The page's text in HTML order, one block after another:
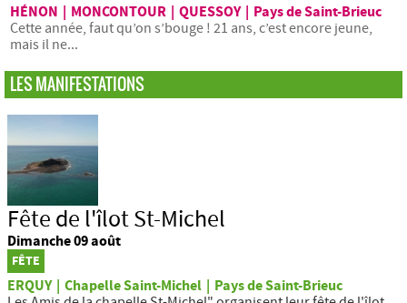
HÉNON MONCONTOUR QUESSOY
Pays de Saint-Brieuc
Cette année, faut qu’on s’bouge ! 21 ans, c’est encore jeune,
mais il ne...
LES MANIFESTATIONS
Fête de l'îlot St-Michel
Dimanche 09 août
FÊTE
ERQUY Chapelle Saint-Michel
Pays de Saint-Brieuc